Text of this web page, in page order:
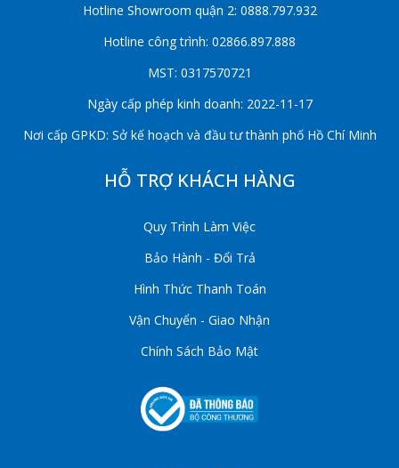
Hotline Showroom quận 2: 0888.797.932
Hotline công trình: 02866.897.888
MST: 0317570721
Ngày cấp phép kinh doanh: 2022-11-17
Nơi cấp GPKD: Sở kế hoạch và đầu tư thành phố Hồ Chí Minh
HỖ TRỢ KHÁCH HÀNG
Quy Trình Làm Việc
Bảo Hành - Đổi Trả
Hình Thức Thanh Toán
Vận Chuyển - Giao Nhận
Chính Sách Bảo Mật